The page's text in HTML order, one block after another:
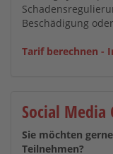
Beschädigung
Tarif berechnen -
Social Media
Sie möchten
Teilnehmen?